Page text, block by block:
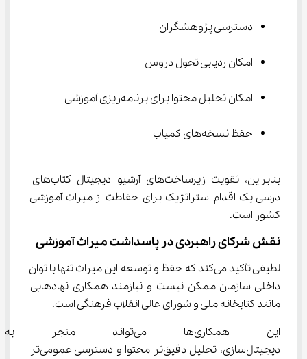
دسترسی پژوهشگران
امکان ردیابی تحول دروس
امکان تحلیل محتوا برای برنامه‌ریزی آموزشی
حفظ نسخه‌های کمیاب
بنابراین، تقویت زیرساخت‌های آرشیو دیجیتال کتاب‌های
درسی یک اقدام استراتژیک برای حفاظت از میراث آموزشی
کشور است.
نقش شرکای راهبردی در پاسداشت میراث آموزشی
لطیفی تأکید می‌کند که حفظ و توسعه این میراث تنها با توان
داخلی سازمان ممکن نیست و نیازمند همکاری نهادهایی
مانند کتابخانه ملی و شورای عالی انقلاب فرهنگی است.
این همکاری‌ها می‌تواند
دیجیتال‌سازی، تحلیل دقیق‌تر محتوا و دسترسی عمومی‌تر